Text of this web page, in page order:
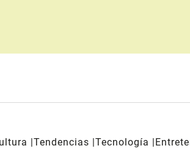
Tendencias Tecnología